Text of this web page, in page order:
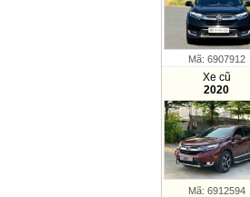
Mã: 6907912
Xe cũ
2020
Mã: 6912594